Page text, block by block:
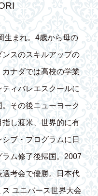
生まれ。4歳から母の
スのスキルアップの
ナダでは高校の学業
ィバレエスクールに
その後ニューヨーク
し渡米、世界的に有
ブ・プログラムに日
ム修了後帰国。2007
考会で優勝。日本代
ユニバース世界大会